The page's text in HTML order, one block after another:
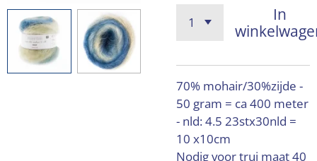
In
70% mohair/30%zijde -
50 gram = ca 400 meter
- nld: 4.5 23stx30nld =
10 x10cm
Nodig voor trui maat 40